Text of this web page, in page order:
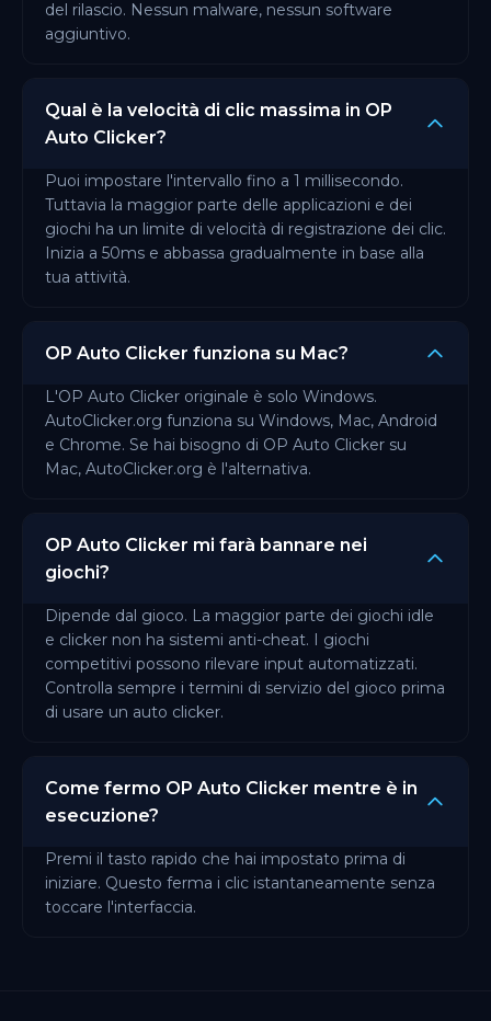
del rilascio. Nessun malware, nessun software
aggiuntivo.
Qual è la velocità di clic massima in OP
Auto Clicker?
Puoi impostare l'intervallo fino a 1 millisecondo.
Tuttavia la maggior parte delle applicazioni e dei
giochi ha un limite di velocità di registrazione dei clic.
Inizia a 50ms e abbassa gradualmente in base alla
tua attività.
OP Auto Clicker funziona su Mac?
L'OP Auto Clicker originale è solo Windows.
AutoClicker.org funziona su Windows, Mac, Android
e Chrome. Se hai bisogno di OP Auto Clicker su
Mac, AutoClicker.org è l'alternativa.
OP Auto Clicker mi farà bannare nei
giochi?
Dipende dal gioco. La maggior parte dei giochi idle
e clicker non ha sistemi anti-cheat. I giochi
competitivi possono rilevare input automatizzati.
Controlla sempre i termini di servizio del gioco prima
di usare un auto clicker.
Come fermo OP Auto Clicker mentre è in
esecuzione?
Premi il tasto rapido che hai impostato prima di
iniziare. Questo ferma i clic istantaneamente senza
toccare l'interfaccia.